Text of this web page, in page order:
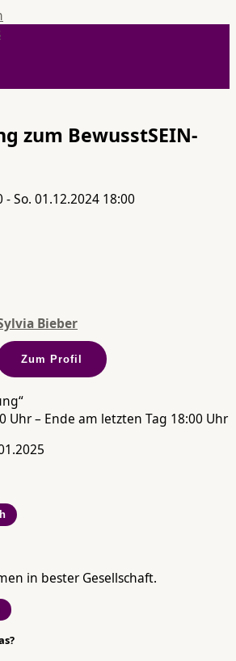
zum BewusstSEIN-
- So. 01.12.2024 18:00
Bieber
Zum Profil
Uhr – Ende am letzten Tag 18:00 Uhr
in bester Gesellschaft.